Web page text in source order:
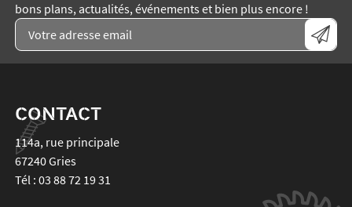
bons plans, actualités, événements et bien plus encore !
CONTACT
114a, rue principale
67240Gries
Tél : 03 88 72 19 31